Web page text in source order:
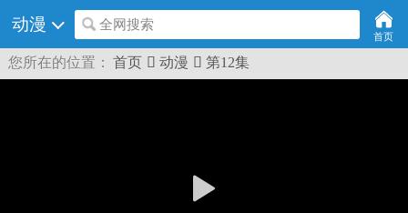
动漫 全网搜索
首页
您所在的位置： 首页  动漫  第12集